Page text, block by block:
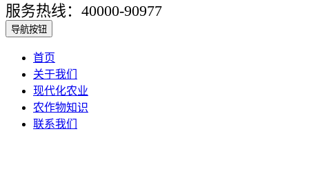
服务热线：40000-90977
导航按钮
首页
关于我们
现代化农业
农作物知识
联系我们